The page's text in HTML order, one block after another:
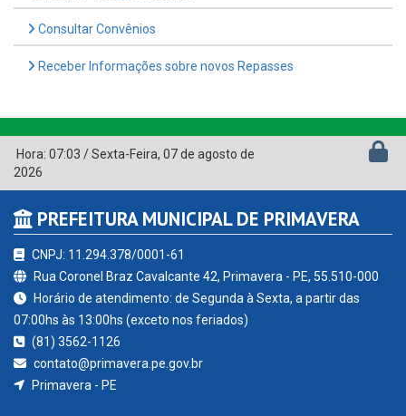
Consultar Convênios
Receber Informações sobre novos Repasses
Hora: 07:03 /Sexta-Feira, 07 de agosto de
2026
PREFEITURA MUNICIPAL DE PRIMAVERA
CNPJ: 11.294.378/0001-61
Rua Coronel Braz Cavalcante 42, Primavera - PE, 55.510-000
Horário de atendimento: de Segunda à Sexta, a partir das
07:00hs às 13:00hs (exceto nos feriados)
(81) 3562-1126
contato@primavera.pe.gov.br
Primavera - PE